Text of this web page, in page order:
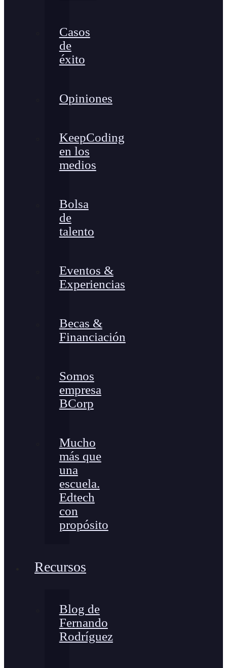
Casos
de
éxito
Opiniones
KeepCoding
en los
medios
Bolsa
de
talento
Eventos &
Experiencias
Becas &
Financiación
Somos
empresa
BCorp
Mucho
más que
una
escuela.
Edtech
con
propósito
Recursos
Blog de
Fernando
Rodríguez